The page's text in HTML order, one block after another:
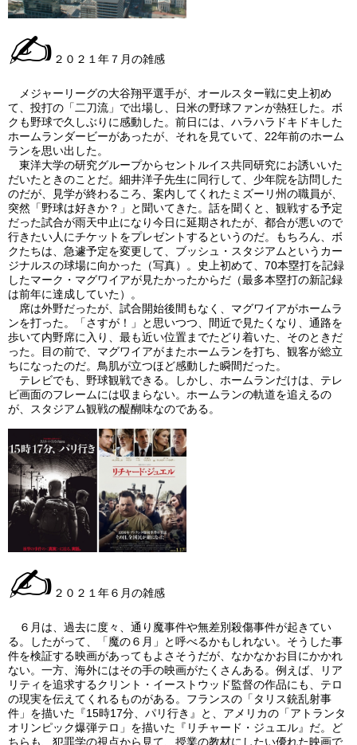
✍ ２０２１年７月の雑感
メジャーリーグの大谷翔平選手が、オールスター戦に史上初め
て、投打の「二刀流」で出場し、日米の野球ファンが熱狂した。ボ
クも野球で久しぶりに感動した。前日には、ハラハラドキドキした
ホームランダービーがあったが、それを見ていて、22年前のホーム
ランを思い出した。
東洋大学の研究グループからセントルイス共同研究にお誘いいた
だいたときのことだ。細井洋子先生に同行して、少年院を訪問した
のだが、見学が終わるころ、案内してくれたミズーリ州の職員が、
突然「野球は好きか？」と聞いてきた。話を聞くと、観戦する予定
だった試合が雨天中止になり今日に延期されたが、都合が悪いので
行きたい人にチケットをプレゼントするというのだ。もちろん、ボ
クたちは、急遽予定を変更して、ブッシュ・スタジアムというカー
ジナルスの球場に向かった（写真）。史上初めて、70本塁打を記録
したマーク・マグワイアが見たかったからだ（最多本塁打の新記録
は前年に達成していた）。
席は外野だったが、試合開始後間もなく、マグワイアがホームラ
ンを打った。「さすが！」と思いつつ、間近で見たくなり、通路を
歩いて内野席に入り、最も近い位置までたどり着いた、そのときだ
った。目の前で、マグワイアがまたホームランを打ち、観客が総立
ちになったのだ。鳥肌が立つほど感動した瞬間だった。
テレビでも、野球観戦できる。しかし、ホームランだけは、テレ
ビ画面のフレームには収まらない。ホームランの軌道を追えるの
が、スタジアム観戦の醍醐味なのである。
✍ ２０２１年６月の雑感
６月は、過去に度々、通り魔事件や無差別殺傷事件が起きてい
る。したがって、「魔の６月」と呼べるかもしれない。そうした事
件を検証する映画があってもよさそうだが、なかなかお目にかかれ
ない。一方、海外にはその手の映画がたくさんある。例えば、リア
リティを追求するクリント・イーストウッド監督の作品にも、テロ
の現実を伝えてくれるものがある。フランスの「タリス銃乱射事
件」を描いた『15時17分、パリ行き』と、アメリカの「アトランタ
オリンピック爆弾テロ」を描いた『リチャード・ジュエル』だ。ど
ちらも、犯罪学の視点から見て、授業の教材にしたい優れた映画で